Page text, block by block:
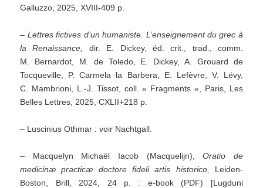
Galluzzo, 2025, XVIII-409 p.
– Lettres fictives d’un humaniste. L’enseignement du grec à
la Renaissance,
dir. E. Dickey, éd. crit., trad., comm.
M. Bernardot, M. de Toledo, E. Dickey, A. Grouard de
Tocqueville, P. Carmela la Barbera, E. Lefèvre, V. Lévy,
C. Mambrioni, L.-J. Tissot, coll. « Fragments », Paris, Les
Belles Lettres, 2025, CXLII+218 p.
– Luscinius Othmar : voir Nachtgall.
– Macquelyn Michaël Iacob (Macquelijn),Oratio de
medicinæ practicæ doctore fideli artis historico,
Leiden-
Boston, Brill, 2024, 24 p. : e-book (PDF) [Lugduni